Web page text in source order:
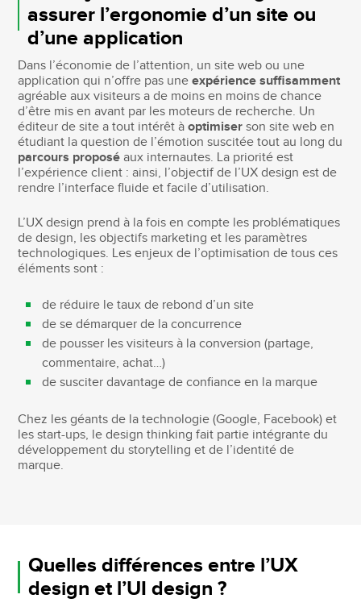
assurer l’ergonomie d’un site ou
d’une application
Dans l’économie de l’attention, un site web ou une
application qui n’offre pas uneexpérience suffisamment
agréable aux visiteurs a de moins en moins de chance
d’être mis en avant par les moteurs de recherche. Un
éditeur de site a tout intérêt àoptimiser son site web en
étudiant la question de l’émotion suscitée tout au long du
parcours proposéaux internautes. La priorité est
l’expérience client : ainsi, l’objectif de l’UX design est de
rendre l’interface fluide et facile d’utilisation.
L’UX design prend à la fois en compte les problématiques
de design, les objectifs marketing et les paramètres
technologiques. Les enjeux de l’optimisation de tous ces
éléments sont :
de réduire le taux de rebond d’un site
de se démarquer de la concurrence
de pousser les visiteurs à la conversion (partage,
commentaire, achat…)
de susciter davantage de confiance en la marque
Chez les géants de la technologie (Google, Facebook) et
les start-ups, le design thinking fait partie intégrante du
développement du storytelling et de l’identité de
marque.
Quelles différences entre l’UX
design et l’UI design ?